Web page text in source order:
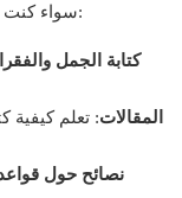
سواء كنت طالبًا أو محترفًا. يركز هذا الكورس على:
كتابة الجمل
المقالات: تعلم كيفية
نصائح حول قواعد